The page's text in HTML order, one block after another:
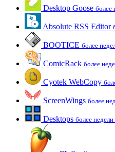
Desktop Goose более
Absolute RSS Editor
BOOTICE более
ComicRack более
Cyotek WebCopy
ScreenWings более
Desktops более недели